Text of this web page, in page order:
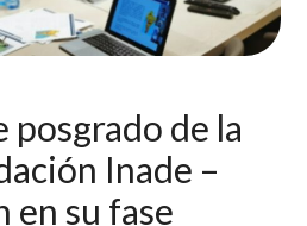
posgrado de la
Inade –
en su fase